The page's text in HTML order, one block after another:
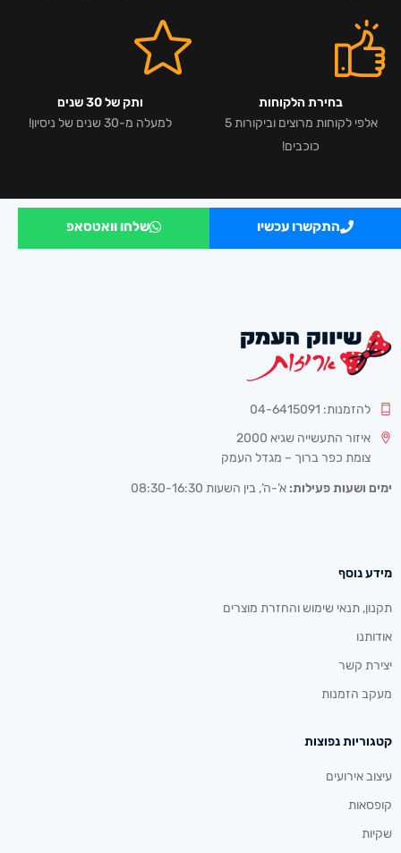
בחירת הלקוחות
אלפי לקוחות מרוצים וביקורות 5
כוכבים!
ותק של 30 שנים
למעלה מ-30 שנים של ניסיון!
התקשרו עכשיו שלחו וואטסאפ
להזמנות: 04-6415091
איזור התעשייה שגיא 2000
צומת כפר ברוך – מגדל העמק
ימים ושעות פעילות: א’-ה’, בין השעות 08:30-16:30
מידע נוסף
תקנון, תנאי שימוש והחזרת מוצרים
אודותנו
יצירת קשר
מעקב הזמנות
קטגוריות נפוצות
עיצוב אירועים
קופסאות
שקיות